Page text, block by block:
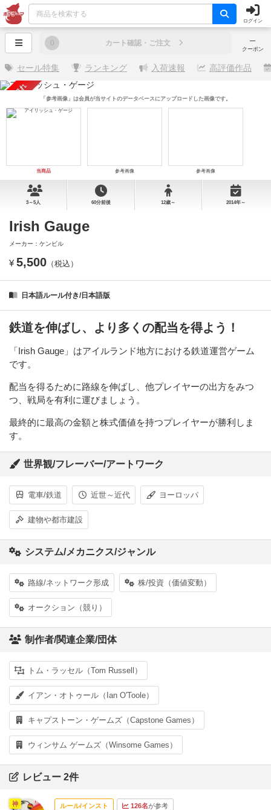
ログイン
─
クーポン
0 カート確認・ご注文
セール特集 ランキング 入荷速報 高評価作品
売り切れ
当商品 参考画像 参考画像
「参考画像」は会員が当サイトのデータベースにアップロードした画像です。
3～5人 60分前後 12歳～ 2014年～
Irish Gauge
メーカー：ケンビル
¥ 5,500 （税込）
日本語ルール付き/日本語版
鉄道を伸ばし、より多くの配当を得よう！
「Irish Gauge」はアイルランド地方における鉄道運営ゲーム
です。
配当を得るために路線を伸ばし、他プレイヤーの出方をみつ
つ、戦局を有利に運びましょう。
最終的に最高の金額と株式価値を持つプレイヤーが勝利しま
す。
世界観/フレーバー/アートワーク
電車/鉄道 近世～近代 ヨーロッパ
建物や都市建設
システム/メカニクス/ジャンル
路線/ネットワーク形成 株/投資（価値変動）
オークション（競り）
制作者/関連企業/団体
トム・ラッセル（Tom Russell）
イアン・オトゥール（Ian O'Toole）
キャプストーン・ゲームズ（Capstone Games）
ウィンサム ゲームズ（Winsome Games）
レビュー 2件
ルール/インスト 126名が参考
神